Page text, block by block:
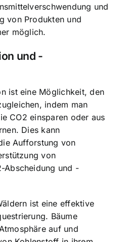
und
von Produkten und
möglich.
und -
ist eine Möglichkeit, den
indem man
CO2 einsparen oder aus
Dies kann
Aufforstung von
von
Abscheidung und -
ist eine effektive
Bäume
auf und